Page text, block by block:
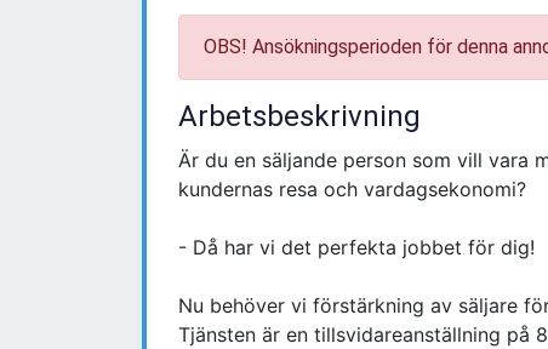
OBS! Ansökningsperioden för denna
Arbetsbeskrivning
Är du en säljande person som vill vara
kundernas resa och vardagsekonomi?
- Då har vi det perfekta jobbet för dig!
Nu behöver vi förstärkning av säljare
Tjänsten är en tillsvidareanställning på